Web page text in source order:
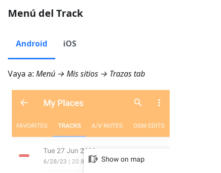
Menú del Track
Android iOS
Vaya a: Menú → Mis sitios → Trazastab